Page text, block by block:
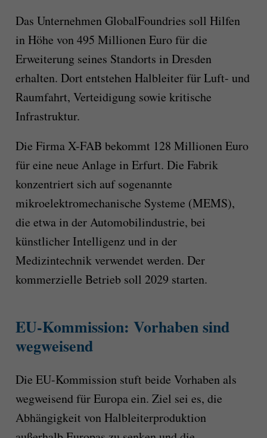
Das Unternehmen GlobalFoundries soll Hilfen
in Höhe von 495 Millionen Euro für die
Erweiterung seines Standorts in Dresden
erhalten. Dort entstehen Halbleiter für Luft- und
Raumfahrt, Verteidigung sowie kritische
Infrastruktur.
Die Firma X-FAB bekommt 128 Millionen Euro
für eine neue Anlage in Erfurt. Die Fabrik
konzentriert sich auf sogenannte
mikroelektromechanische Systeme (MEMS),
die etwa in der Automobilindustrie, bei
künstlicher Intelligenz und in der
Medizintechnik verwendet werden. Der
kommerzielle Betrieb soll 2029 starten.
EU-Kommission: Vorhaben sind
wegweisend
Die EU-Kommission stuft beide Vorhaben als
wegweisend für Europa ein. Ziel sei es, die
Abhängigkeit von Halbleiterproduktion